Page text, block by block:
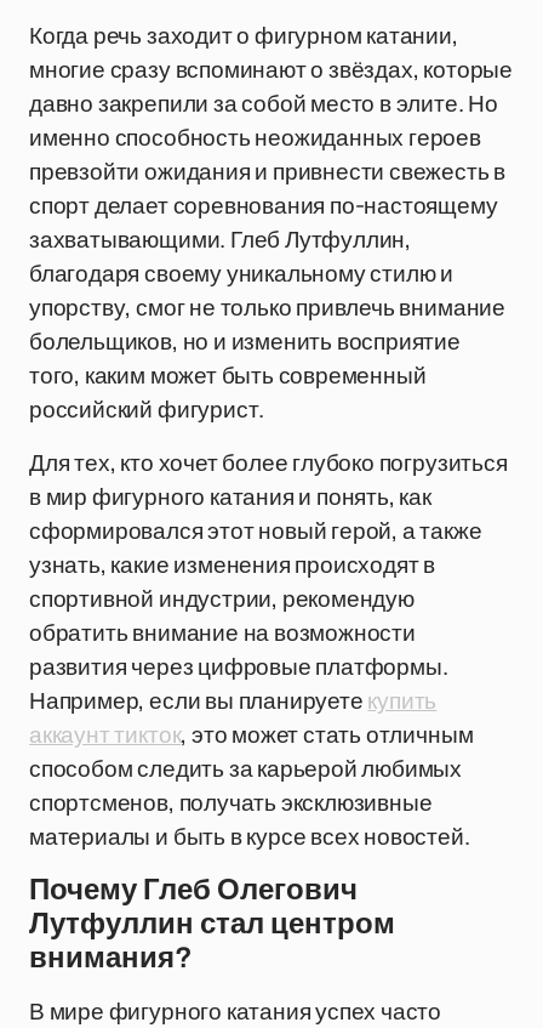
Когда речь заходит о фигурном катании,
многие сразу вспоминают о звёздах, которые
давно закрепили за собой место в элите. Но
именно способность неожиданных героев
превзойти ожидания и привнести свежесть в
спорт делает соревнования по-настоящему
захватывающими. Глеб Лутфуллин,
благодаря своему уникальному стилю и
упорству, смог не только привлечь внимание
болельщиков, но и изменить восприятие
того, каким может быть современный
российский фигурист.
Для тех, кто хочет более глубоко погрузиться
в мир фигурного катания и понять, как
сформировался этот новый герой, а также
узнать, какие изменения происходят в
спортивной индустрии, рекомендую
обратить внимание на возможности
развития через цифровые платформы.
Например, если вы планируетекупить
аккаунт тикток, это может стать отличным
способом следить за карьерой любимых
спортсменов, получать эксклюзивные
материалы и быть в курсе всех новостей.
Почему Глеб Олегович
Лутфуллин стал центром
внимания?
В мире фигурного катания успех часто